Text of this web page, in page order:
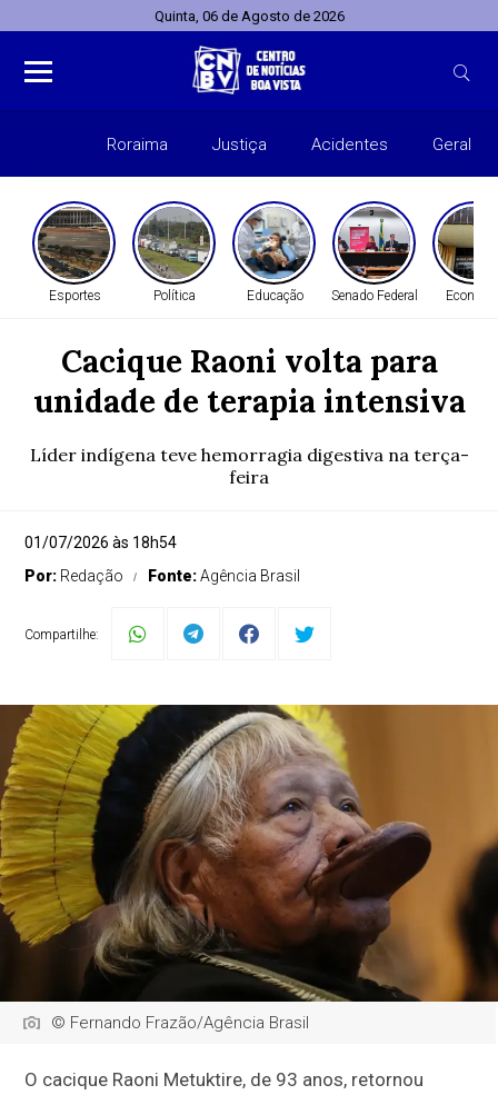
Quinta, 06 de Agosto de 2026
Roraima Justiça Acidentes Geral
Esportes Política Educação Senado Federal
Cacique Raoni volta para
unidade de terapia intensiva
Líder indígena teve hemorragia digestiva na terça-
feira
01/07/2026 às 18h54
Por: Redação Fonte:Agência Brasil
Compartilhe:
© Fernando Frazão/Agência Brasil
O cacique Raoni Metuktire, de 93 anos, retornou